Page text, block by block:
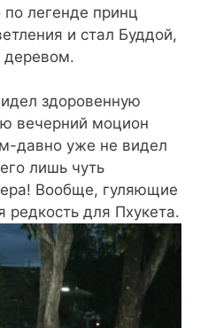
легенде принц
и стал Буддой,
деревом.
здоровенную
вечерний моцион
давно уже не видел
лишь чуть
Вообще, гуляющие
для Пхукета.